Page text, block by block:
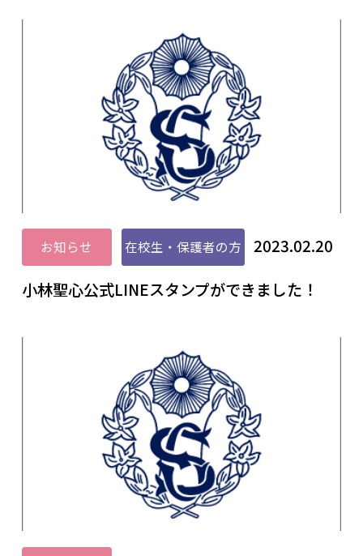
お知らせ 在校生・保護者の方
2023.02.20
小林聖心公式LINEスタンプができました！